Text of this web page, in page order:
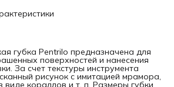
губка Pentrilo предназначена для
поверхностей и нанесения
За счет текстуры инструмента
рисунок с имитацией мрамора,
виде кораллов и т. п. Размеры губки